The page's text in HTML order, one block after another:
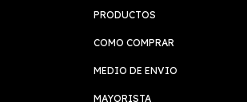
PRODUCTOS
COMO COMPRAR
MEDIO DE ENVIO
MAYORISTA